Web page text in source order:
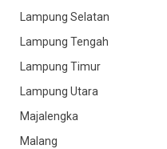
Lampung Selatan
Lampung Tengah
Lampung Timur
Lampung Utara
Majalengka
Malang